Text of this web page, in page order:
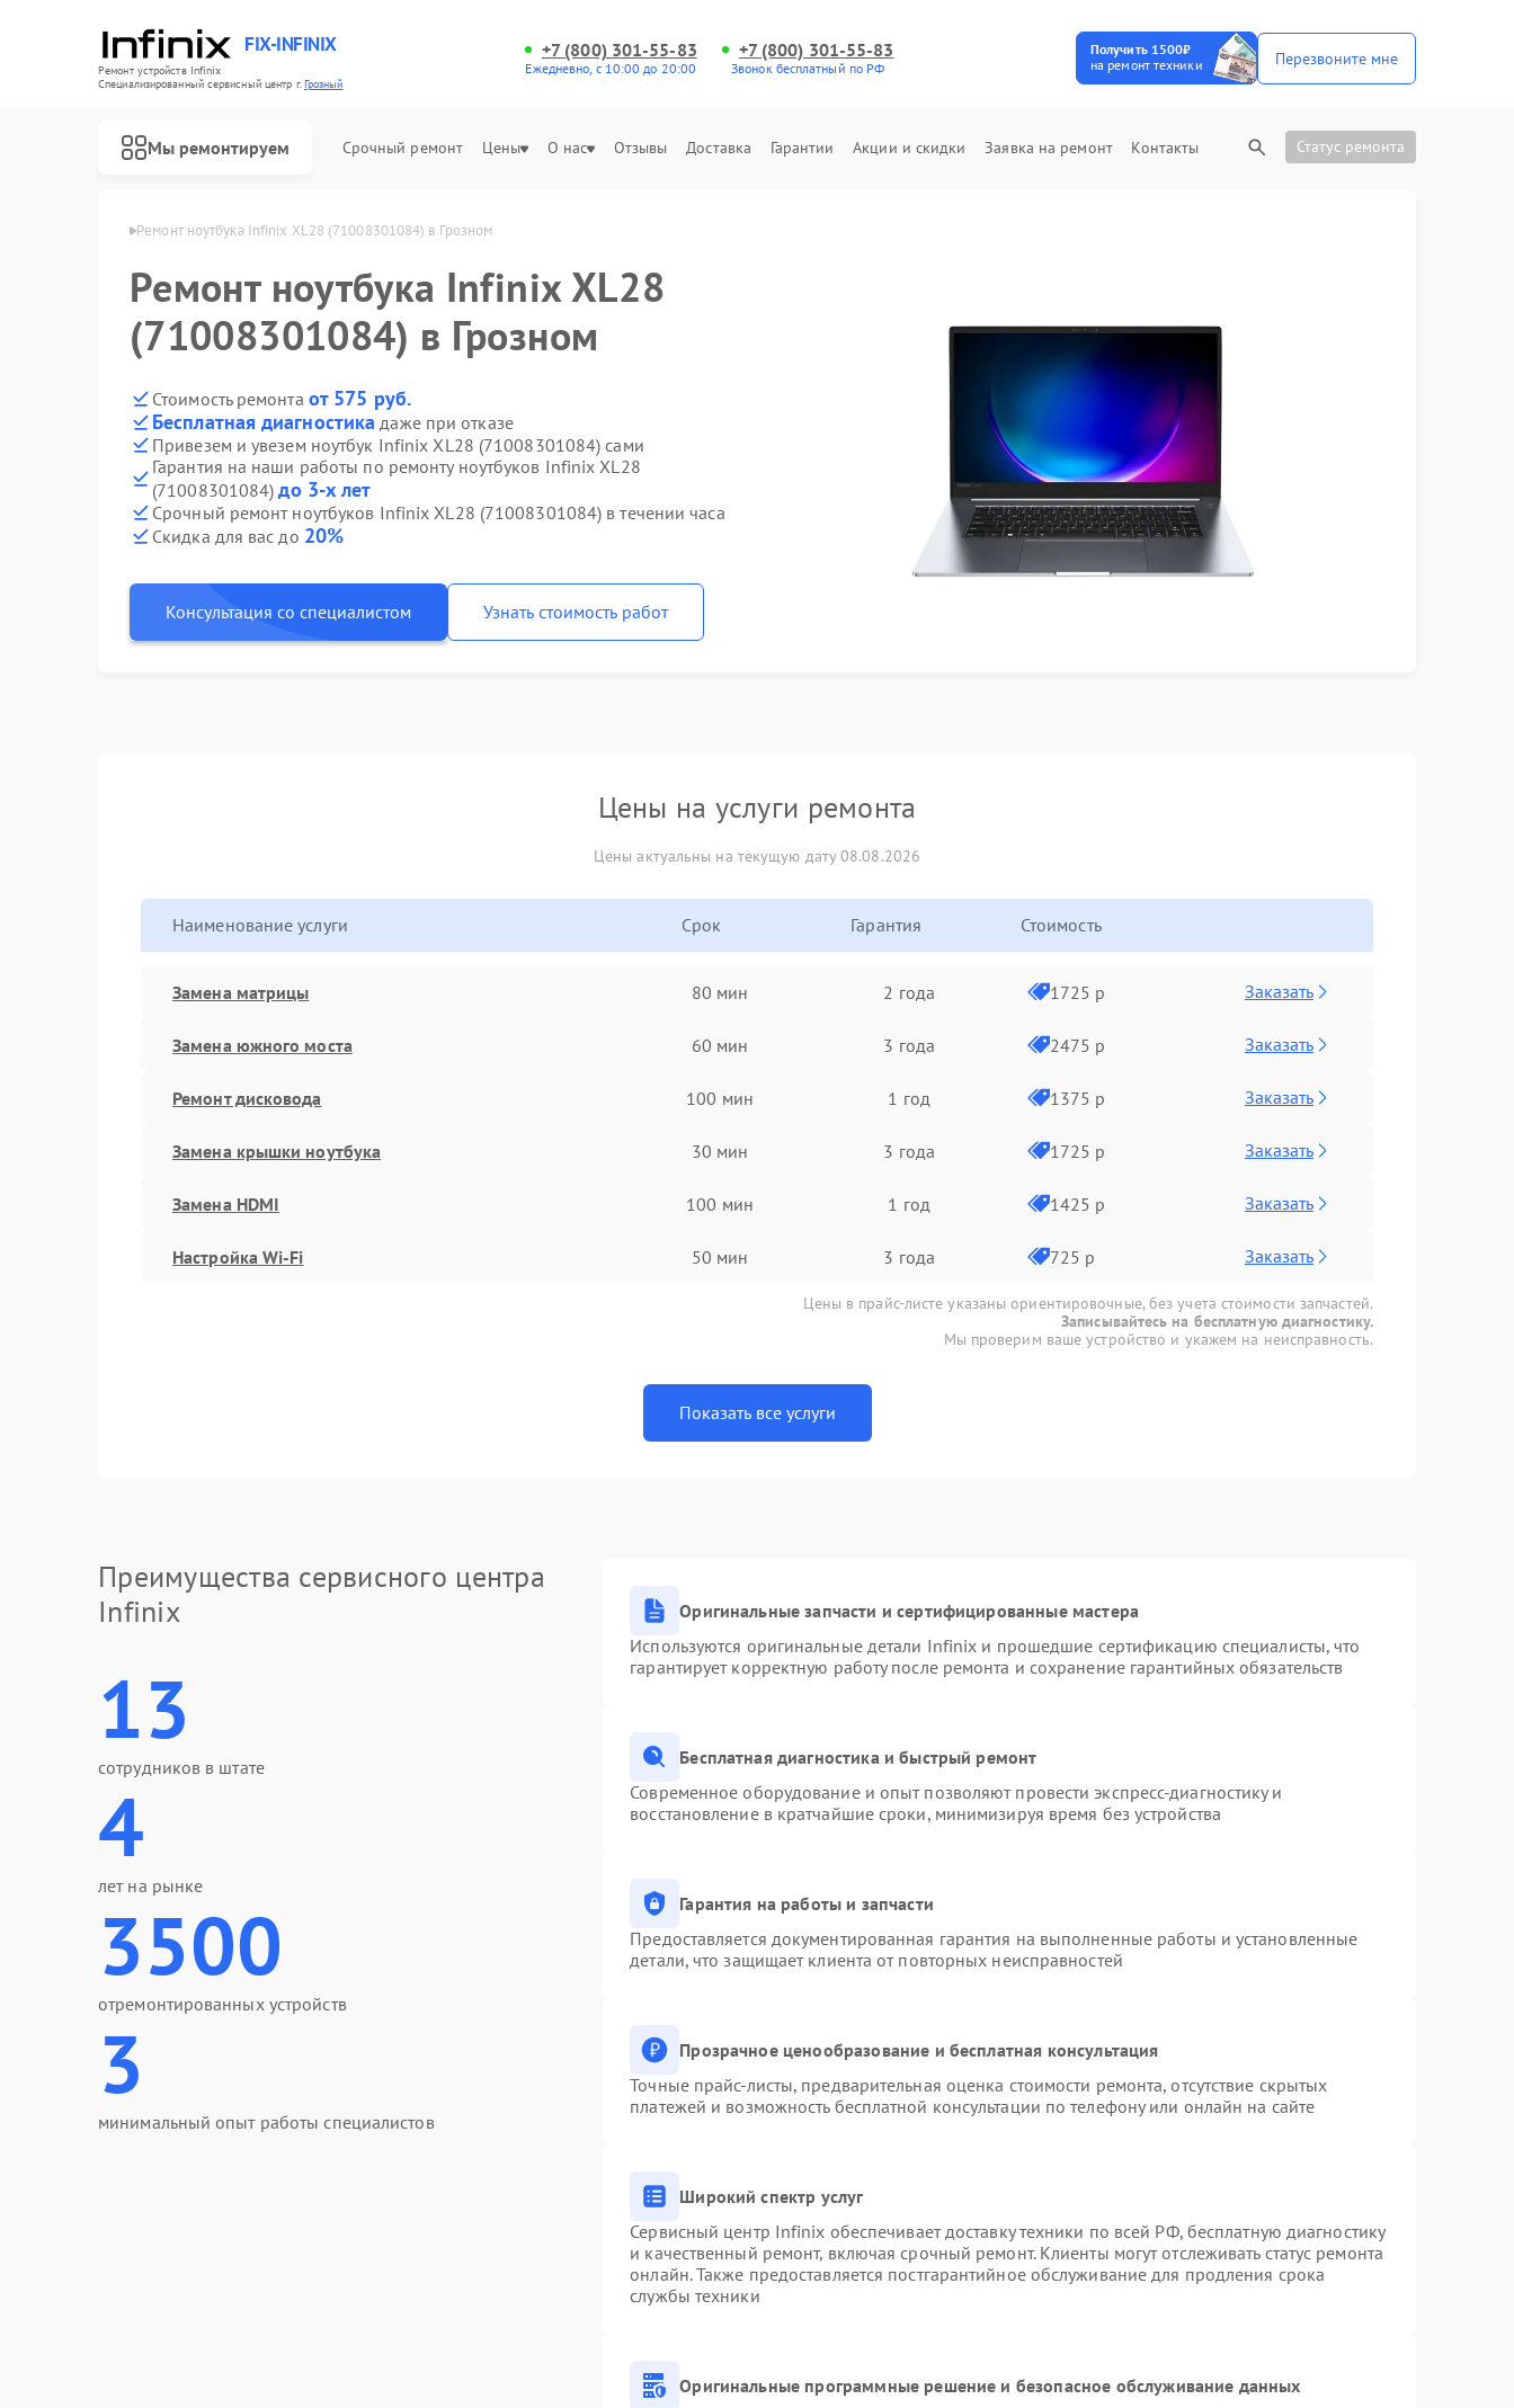
FIX-INFINIX
Ремонт устройств Infinix
Специализированный cервисный центр г.Грозный
+7 (800) 301-55-83
Ежедневно, с 10:00 до 20:00
+7 (800) 301-55-83
Звонок бесплатный по РФ
Получить 1500₽
на ремонт техники
Перезвоните мне
Мы ремонтируем Срочный ремонт Цены О нас Отзывы Доставка Гарантии Акции и скидки Заявка на ремонт Контакты Статус ремонта
Infinix в Грозном Ремонт ноутбука Infinix XL28 (71008301084) в Грозном
Ремонт ноутбука Infinix XL28
(71008301084) в Грозном
Стоимость ремонта от 575 руб.
Бесплатная диагностика даже при отказе
Привезем и увезем ноутбук Infinix XL28 (71008301084) сами
Гарантия на наши работы по ремонту ноутбуков Infinix XL28
(71008301084)до 3-х лет
Срочный ремонт ноутбуков Infinix XL28 (71008301084) в течении часа
Скидка для вас до 20%
Консультация со специалистом Узнать стоимость работ
Цены на услуги ремонта
Цены актуальны на текущую дату 08.08.2026
Наименование услуги Срок Гарантия Стоимость
Замена матрицы 80 мин 2 года 1725 р Заказать
Замена южного моста 60 мин 3 года 2475 р Заказать
Ремонт дисковода 100 мин 1 год 1375 р Заказать
Замена крышки ноутбука 30 мин 3 года 1725 р Заказать
Замена HDMI 100 мин 1 год 1425 р Заказать
Настройка Wi-Fi 50 мин 3 года 725 р Заказать
Цены в прайс-листе указаны ориентировочные, без учета стоимости запчастей.
Записывайтесь на бесплатную диагностику.
Мы проверим ваше устройство и укажем на неисправность.
Показать все услуги
Преимущества сервисного центра
Infinix
13
сотрудников в штате
4
лет на рынке
3500
отремонтированных устройств
3
минимальный опыт работы специалистов
Оригинальные запчасти и сертифицированные мастера
Используются оригинальные детали Infinix и прошедшие сертификацию специалисты, что
гарантирует корректную работу после ремонта и сохранение гарантийных обязательств
Бесплатная диагностика и быстрый ремонт
Современное оборудование и опыт позволяют провести экспресс-диагностику и
восстановление в кратчайшие сроки, минимизируя время без устройства
Гарантия на работы и запчасти
Предоставляется документированная гарантия на выполненные работы и установленные
детали, что защищает клиента от повторных неисправностей
Прозрачное ценообразование и бесплатная консультация
Точные прайс-листы, предварительная оценка стоимости ремонта, отсутствие скрытых
платежей и возможность бесплатной консультации по телефону или онлайн на сайте
Широкий спектр услуг
Сервисный центр Infinix обеспечивает доставку техники по всей РФ, бесплатную диагностику
и качественный ремонт, включая срочный ремонт. Клиенты могут отслеживать статус ремонта
онлайн. Также предоставляется постгарантийное обслуживание для продления срока
службы техники
Оригинальные программные решение и безопасное обслуживание данных